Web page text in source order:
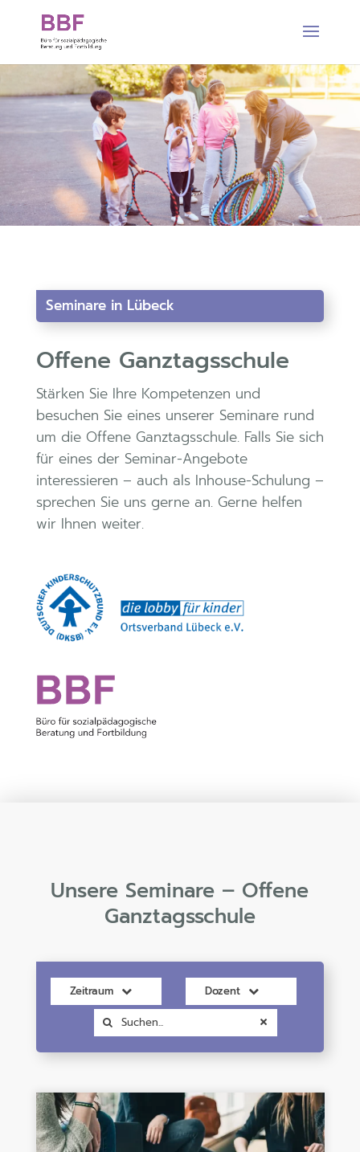
Seminare in Lübeck
Offene Ganztagsschule
Stärken Sie Ihre Kompetenzen und
besuchen Sie eines unserer Seminare rund
um die Offene Ganztagsschule. Falls Sie sich
für eines der Seminar-Angebote
interessieren – auch als Inhouse-Schulung –
sprechen Sie uns gerne an. Gerne helfen
wir Ihnen weiter.
Unsere Seminare – Offene
Ganztagsschule
Zeitraum Dozent